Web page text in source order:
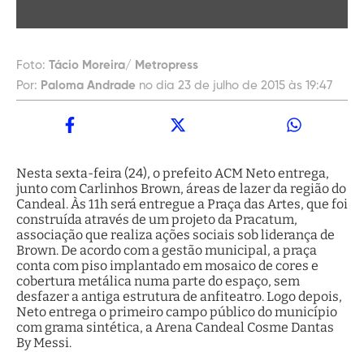
Foto: Tácio Moreira/ Metropress
Por: Paloma Andrade no dia 23 de julho de 2015 às 19:47
Nesta sexta-feira (24), o prefeito ACM Neto entrega,
junto com Carlinhos Brown, áreas de lazer da região do
Candeal. Às 11h será entregue a Praça das Artes, que foi
construída através de um projeto da Pracatum,
associação que realiza ações sociais sob liderança de
Brown. De acordo com a gestão municipal, a praça
conta com piso implantado em mosaico de cores e
cobertura metálica numa parte do espaço, sem
desfazer a antiga estrutura de anfiteatro. Logo depois,
Neto entrega o primeiro campo público do município
com grama sintética, a Arena Candeal Cosme Dantas
By Messi.